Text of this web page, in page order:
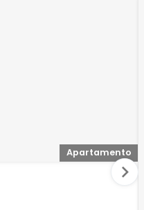
Apartamento